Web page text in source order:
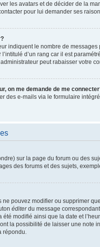
les avatars et de décider de la
pour lui demander ses
indiquent le nombre de
d’un rang car il est
peut rabaisser votre
on me demande de me
des e-mails via le formulaire
sur la page du forum ou des
des forums et des sujets,
ne pouvez modifier ou supprimer
éditerdu message
été modifié ainsi que la date et
la possibilité de laisser une note
répondu.